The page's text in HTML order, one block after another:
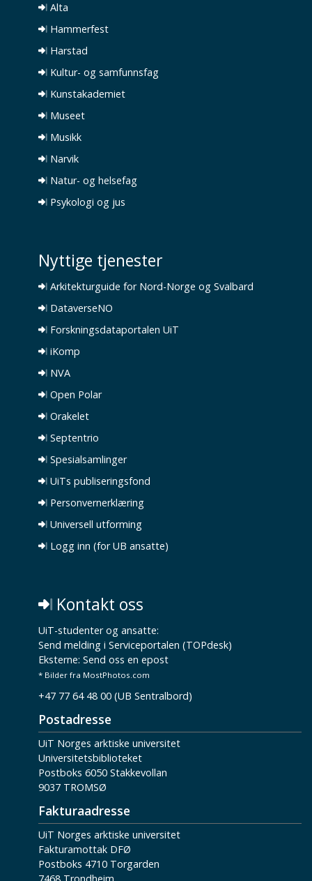
Alta
Hammerfest
Harstad
Kultur- og samfunnsfag
Kunstakademiet
Museet
Musikk
Narvik
Natur- og helsefag
Psykologi og jus
Nyttige tjenester
Arkitekturguide for Nord-Norge og Svalbard
DataverseNO
Forskningsdataportalen UiT
iKomp
NVA
Open Polar
Orakelet
Septentrio
Spesialsamlinger
UiTs publiseringsfond
Personvernerklæring
Universell utforming
Logg inn (for UB ansatte)
Kontakt oss
UiT-studenter og ansatte:
Send melding i Serviceportalen (TOPdesk)
Eksterne: Send oss en epost
* Bilder fra MostPhotos.com
+47 77 64 48 00 (UB Sentralbord)
Postadresse
UiT Norges arktiske universitet
Universitetsbiblioteket
Postboks 6050 Stakkevollan
9037 TROMSØ
Fakturaadresse
UiT Norges arktiske universitet
Fakturamottak DFØ
Postboks 4710 Torgarden